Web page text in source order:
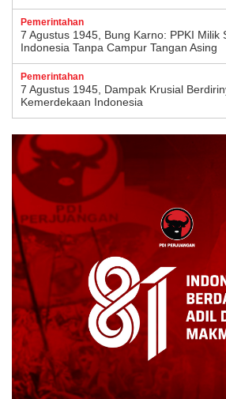
Pemerintahan
7 Agustus 1945, Bung Karno: PPKI Milik
Indonesia Tanpa Campur Tangan Asing
Pemerintahan
7 Agustus 1945, Dampak Krusial
Kemerdekaan Indonesia